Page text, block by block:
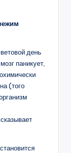
день
паникует,
(того